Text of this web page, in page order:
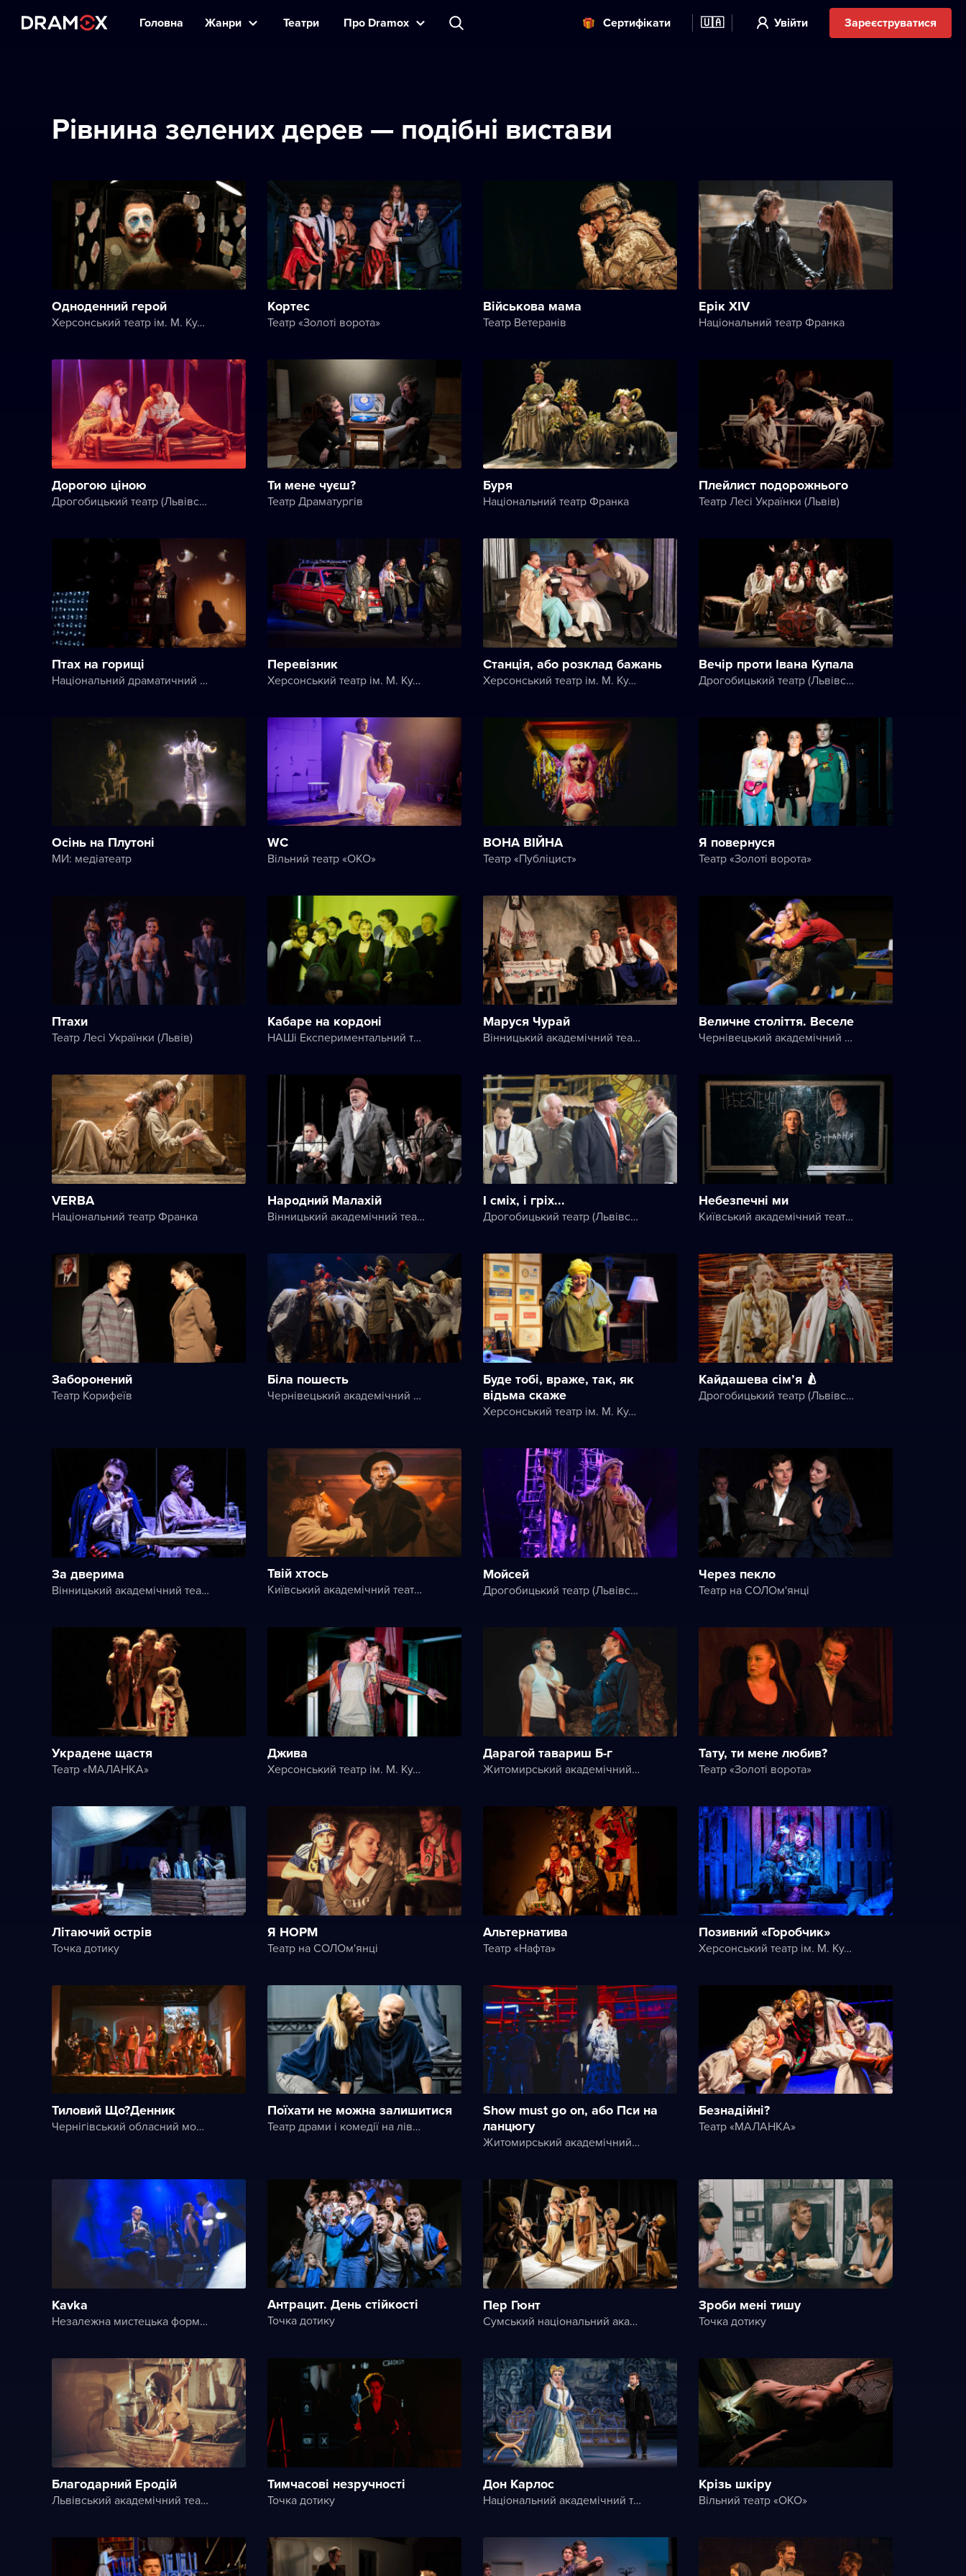
Головна Жанри Театри Прo Dramox Cертифікати 🇺🇦 Увійти Зареєструватися
Рівнина зелених дерев — подібні вистави
Одноденний герой
Херсонський театр ім. М. Куліша
Кортес
Театр «Золоті ворота»
Військова мама
Театр Ветеранів
Ерік XIV
Національний театр Франка
Дорогою ціною
Дрогобицький театр (Львівський академічний обласний музично-драматичний театр імені Юрія Дрогобича)
Ти мене чуєш?
Театр Драматургів
Буря
Національний театр Франка
Плейлист подорожнього
Театр Лесі Українки (Львів)
Птах на горищі
Національний драматичний театр імені Марії Заньковецької
Перевізник
Херсонський театр ім. М. Куліша
Станція, або розклад бажань
Херсонський театр ім. М. Куліша
Вечір проти Івана Купала
Дрогобицький театр (Львівський академічний обласний музично-драматичний театр імені Юрія Дрогобича)
Осінь на Плутоні
МИ: медіатеатр
WC
Вільний театр «ОКО»
ВОНА ВІЙНА
Театр «Публіцист»
Я повернуся
Театр «Золоті ворота»
Птахи
Театр Лесі Українки (Львів)
Кабаре на кордоні
НАШі Експериментальний театральний клуб
Маруся Чурай
Вінницький академічний театр ім. М. К. Садовського
Величне століття. Веселе
Чернівецький академічний обласний український музично-драматичний театр ім. Ольги Кобилянської
VERBA
Національний театр Франка
Народний Малахій
Вінницький академічний театр ім. М. К. Садовського
І сміх, і гріх...
Дрогобицький театр (Львівський академічний обласний музично-драматичний театр імені Юрія Дрогобича)
Небезпечні ми
Київський академічний театр на Печерську
Заборонений
Театр Корифеїв
Біла пошесть
Чернівецький академічний обласний український музично-драматичний театр ім. Ольги Кобилянської
Буде тобі, враже, так, як
відьма скаже
Херсонський театр ім. М. Куліша
Кайдашева сім’я 🍐
Дрогобицький театр (Львівський академічний обласний музично-драматичний театр імені Юрія Дрогобича)
За дверима
Вінницький академічний театр ім. М. К. Садовського
Твій хтось
Київський академічний театр на Печерську
Мойсей
Дрогобицький театр (Львівський академічний обласний музично-драматичний театр імені Юрія Дрогобича)
Через пекло
Театр на СОЛОм'янці
Украдене щастя
Театр «МАЛАНКА»
Джива
Херсонський театр ім. М. Куліша
Дарагой тавариш Б-г
Житомирський академічний український музично-драматичний театр ім. І. Кочерги
Тату, ти мене любив?
Театр «Золоті ворота»
Літаючий острів
Точка дотику
Я НОРМ
Театр на СОЛОм'янці
Альтернатива
Театр «Нафта»
Позивний «Горобчик»
Херсонський театр ім. М. Куліша
Тиловий Що?Денник
Чернігівський обласний молодіжний театр
Поїхати не можна залишитися
Театр драми і комедії на лівому березі Дніпра
Show must go on, або Пси на
ланцюгу
Житомирський академічний український музично-драматичний театр ім. І. Кочерги
Безнадійні?
Театр «МАЛАНКА»
Kavka
Незалежна мистецька формація Art.Razom
Антрацит. День стійкості
Точка дотику
Пер Гюнт
Сумський національний академічний театр драми та музичної комедії імені М.С. Щепкіна
Зроби мені тишу
Точка дотику
Благодарний Еродій
Львівський академічний театр ім. Леся Курбаса
Тимчасові незручності
Точка дотику
Дон Карлос
Національний академічний театр опери та балету України ім. Т. Г. Шевченка
Крізь шкіру
Вільний театр «ОКО»